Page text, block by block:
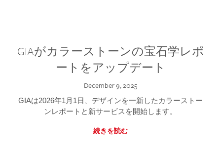
GIAがカラーストーンの宝石学レポ
ートをアップデート
December 9, 2025
GIAは2026年1月1日、デザインを一新したカラーストー
ンレポートと新サービスを開始します。
続きを読む